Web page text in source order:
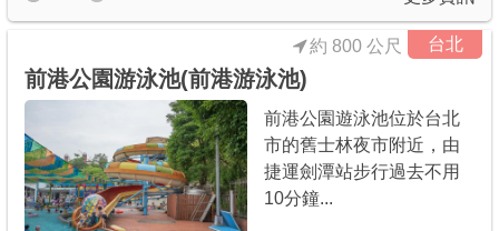
台北
前港公園游泳池(前港游泳池)
約 800 公尺
前港公園遊泳池位於台北
市的舊士林夜市附近，由
捷運劍潭站步行過去不用
10分鐘...